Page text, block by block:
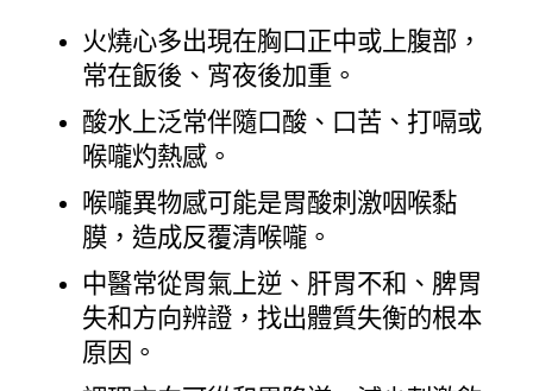
火燒心多出現在胸口正中或上腹部，
常在飯後、宵夜後加重。
酸水上泛常伴隨口酸、口苦、打嗝或
喉嚨灼熱感。
喉嚨異物感可能是胃酸刺激咽喉黏
膜，造成反覆清喉嚨。
中醫常從胃氣上逆、肝胃不和、脾胃
失和方向辨證，找出體質失衡的根本
原因。